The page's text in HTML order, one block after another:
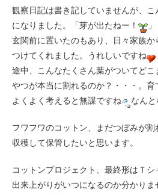
観察日記は書き記していませんが、
になりました。「芽が出たねー！
玄関前に置いたのもあり、日々家族
つけてくれました。うれしいですね
途中、こんなたくさん葉がついてど
やつが本当に割れるのか？・・・。
よくよく考えると無謀ですね
なん
フワフワのコットン、まだつぼみが
収穫して保管したいと思います。
コットンプロジェクト、最終形はＴシ
出来上がりがいつになるのか分かり